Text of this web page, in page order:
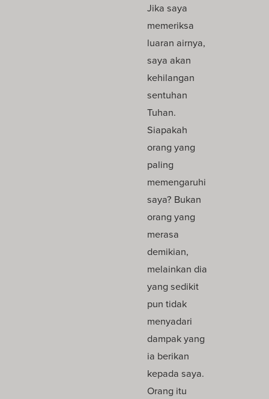
Jika saya
memeriksa
luaran airnya,
saya akan
kehilangan
sentuhan
Tuhan.
Siapakah
orang yang
paling
memengaruhi
saya? Bukan
orang yang
merasa
demikian,
melainkan dia
yang sedikit
pun tidak
menyadari
dampak yang
ia berikan
kepada saya.
Orang itu